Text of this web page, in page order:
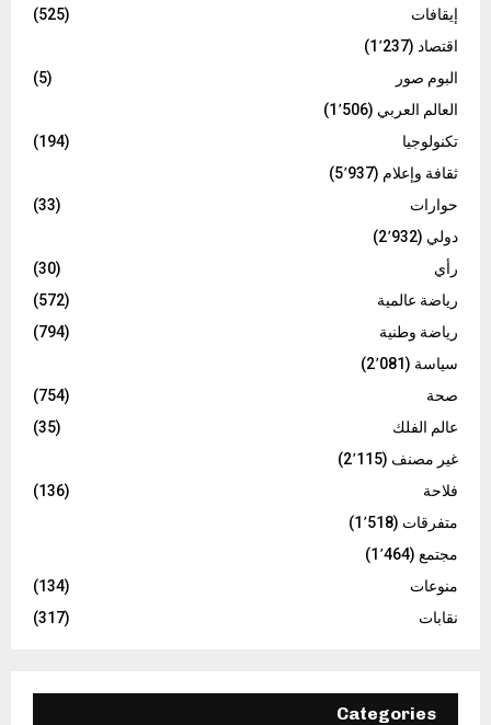
إيقافات
(525)
اقتصاد (1٬237)
البوم صور
(5)
العالم العربي (1٬506)
تكنولوجيا
(194)
ثقافة وإعلام (5٬937)
حوارات
(33)
دولي (2٬932)
رأي
(30)
رياضة عالمية
(572)
رياضة وطنية
(794)
سياسة (2٬081)
صحة
(754)
عالم الفلك
(35)
غير مصنف (2٬115)
فلاحة
(136)
متفرقات (1٬518)
مجتمع (1٬464)
منوعات
(134)
نقابات
(317)
Categories